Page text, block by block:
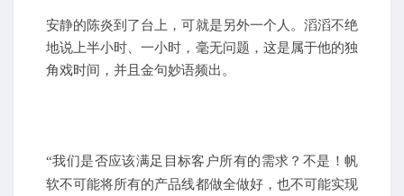
安静的陈炎到了台上，可就是另外一个人。滔滔不绝
地说上半小时、一小时，毫无问题，这是属于他的独
角戏时间，并且金句妙语频出。
“我们是否应该满足目标客户所有的需求？不是！帆
软不可能将所有的产品线都做全做好，也不可能实现